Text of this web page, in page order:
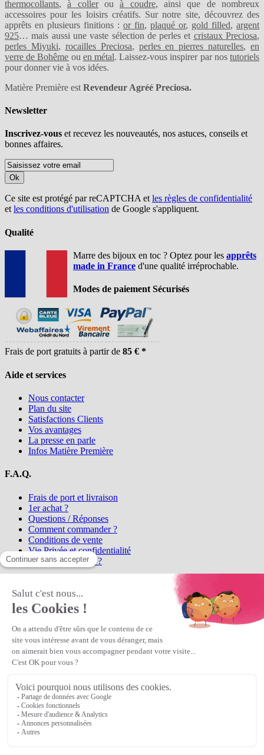
thermocollants,à collerouà coudre, ainsi que de nombreux
accessoires pour les loisirs créatifs. Sur notre site, découvrez des
apprêts en plusieurs finitions : or fin, plaqué or, gold filled, argent
925… mais aussi une vaste sélection de perles et cristaux Preciosa,
perles Miyuki, rocailles Preciosa, perles en pierres naturelles, en
verre de Bohême ou en métal. Laissez-vous inspirer par nostutoriels
pour donner vie à vos idées.
Matière Première est Revendeur Agréé Preciosa.
Newsletter
Inscrivez-vous et recevez les nouveautés, nos astuces, conseils et
bonnes affaires.
Ok
Ce site est protégé par reCAPTCHA etles règles de confidentialité
etles conditions d'utilisation de Google s'appliquent.
Qualité
Marre des bijoux en toc ? Optez pour les apprêts
made in France d'une qualité irréprochable.
Modes de paiement Sécurisés
Frais de port gratuits à partir de 85 € *
Aide et services
Nous contacter
Plan du site
Satisfactions Clients
Vos avantages
La presse en parle
Infos Matière Première
F.A.Q.
Frais de port et livraison
1er achat ?
Questions / Réponses
Comment commander ?
Conditions de vente
Vie Privée et confidentialité
Qui sommes-nous ?
la référence en perles et bijoux
perles en ligne, telles que les perles
et cristaux et strass en cristal Preciosa, les perles Miyuki perles et
apprêts en Argent 925, Gold Filled, perles de rocaille Preciosa
Matière Première est un
Première
Veuillez patienter...